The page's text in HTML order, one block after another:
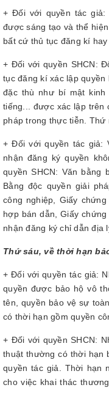
+ Đối với quyền tác
được sáng tạo và thể
bất cứ thủ tục đăng kí hay
+ Đối với quyền SHCN:
tục đăng kí xác lập
đặc thù như bí mật kinh
tiếng... được xác lập
pháp trong thực tiễn. Thứ
+ Đối với quyền tác giả:
nhận đăng ký quyền
quyền SHCN: Văn bằng
Bằng độc quyền giải
công nghiệp, Giấy
hợp bán dẫn, Giấy
nhận đăng ký chỉ dẫn địa
Thứ sáu, về thời hạn
+ Đối với quyền tác giả:
quyền được bảo hộ vô
tên, quyền bảo vệ sự
có thời hạn gồm quyền
+ Đối với quyền SHCN:
thuật thường có thời hạn
quyền tác giả. Thời hạn
cho việc khai thác